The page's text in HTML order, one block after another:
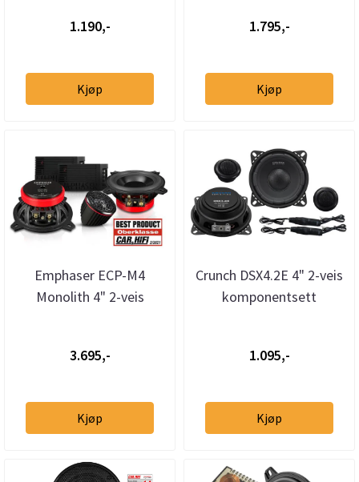
1.190,-
Kjøp
1.795,-
Kjøp
Emphaser ECP-M4
Monolith 4" 2-veis
3.695,-
Kjøp
Crunch DSX4.2E 4" 2-veis
komponentsett
1.095,-
Kjøp